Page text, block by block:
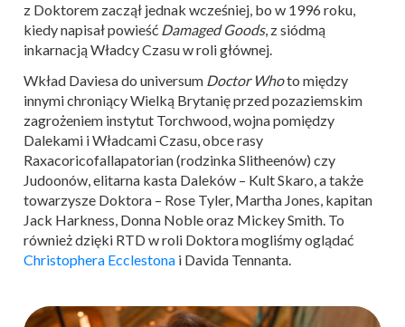
z Doktorem zaczął jednak wcześniej, bo w 1996 roku,
kiedy napisał powieść Damaged Goods, z siódmą
inkarnacją Władcy Czasu w roli głównej.
Wkład Daviesa do universum Doctor Whoto między
innymi chroniący Wielką Brytanię przed pozaziemskim
zagrożeniem instytut Torchwood, wojna pomiędzy
Dalekami i Władcami Czasu, obce rasy
Raxacoricofallapatorian (rodzinka Slitheenów) czy
Judoonów, elitarna kasta Daleków – Kult Skaro, a także
towarzysze Doktora – Rose Tyler, Martha Jones, kapitan
Jack Harkness, Donna Noble oraz Mickey Smith. To
również dzięki RTD w roli Doktora mogliśmy oglądać
Christophera Ecclestona i Davida Tennanta.